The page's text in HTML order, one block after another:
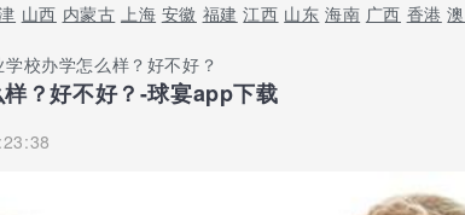
山西 内蒙古 上海 安徽 福建 江西 山东 海南 广西 香港
校办学怎么样？好不好？
？好不好？-球宴app下载